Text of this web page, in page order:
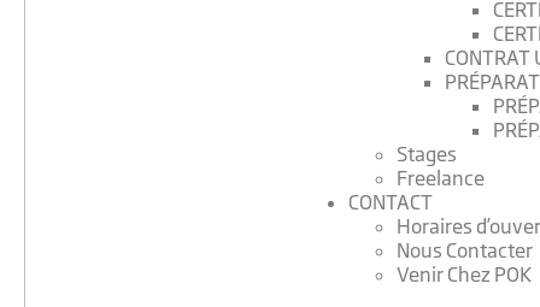
CONTRAT
Stages
Freelance
CONTACT
Horaires
Nous Contacter
Venir Chez POK